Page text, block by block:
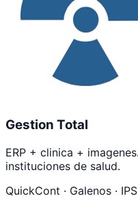
Gestion Total
ERP + clinica +
instituciones de salud.
QuickCont · Galenos ·